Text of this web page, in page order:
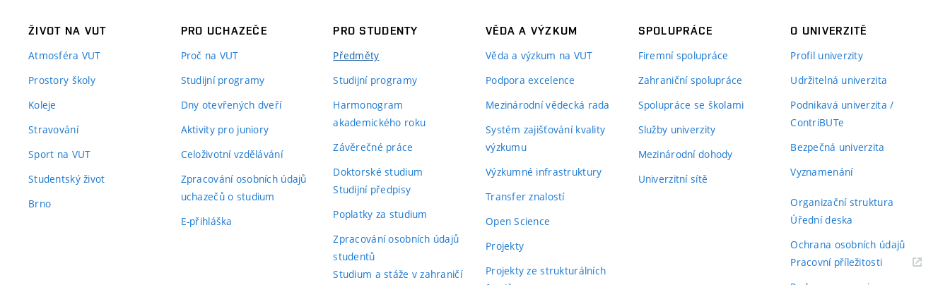
ŽIVOT NA VUT
Atmosféra VUT
Prostory školy
Koleje
Stravování
Sport na VUT
Studentský život
Brno
PRO UCHAZEČE
Proč na VUT
Studijní programy
Dny otevřených dveří
Aktivity pro juniory
Celoživotní vzdělávání
Zpracování osobních údajů
uchazečů o studium
E-přihláška
PRO STUDENTY
Předměty
Studijní programy
Harmonogram
akademického roku
Závěrečné práce
Doktorské studium
Studijní předpisy
Poplatky za studium
Zpracování osobních údajů
studentů
Studium a stáže v zahraničí
VĚDA A VÝZKUM
Věda a výzkum na VUT
Podpora excelence
Mezinárodní vědecká rada
Systém zajišťování kvality
výzkumu
Výzkumné infrastruktury
Transfer znalostí
Open Science
Projekty
Projekty ze strukturálních
SPOLUPRÁCE
Firemní spolupráce
Zahraniční spolupráce
Spolupráce se školami
Služby univerzity
Mezinárodní dohody
Univerzitní sítě
O UNIVERZITĚ
Profil univerzity
Udržitelná univerzita
Podnikavá univerzita /
ContriBUTe
Bezpečná univerzita
Vyznamenání
Organizační struktura
Úřední deska
Ochrana osobních údajů
Pracovní příležitosti(externí